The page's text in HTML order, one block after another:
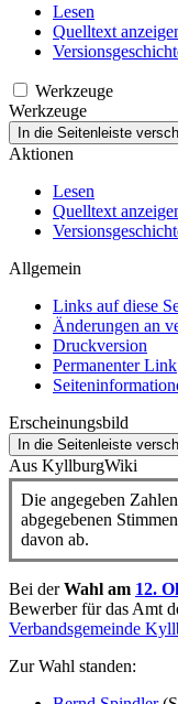
Lesen
Quelltext
Werkzeuge
Werkzeuge
In die Seitenleiste
Aktionen
Lesen
Quelltext
Allgemein
Links auf diese
Änderungen an
Druckversion
Permanenter Link
Erscheinungsbild
In die Seitenleiste
Aus KyllburgWiki
Die angegeben
abgegebenen
davon ab.
Bei derWahl am 12.
Bewerber für das Amt
Verbandsgemeinde
Zur Wahl standen: